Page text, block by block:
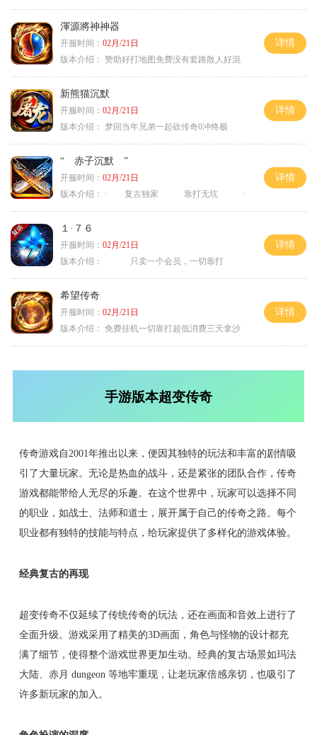
渾源將神神器
开服时间： 02月/21日
版本介绍： 赞助好打地图免费没有套路散人好混
详情
新熊猫沉默
开服时间： 02月/21日
版本介绍： 梦回当年兄弟一起砍传奇0冲终极
详情
“ 赤子沉默 ”
开服时间： 02月/21日
版本介绍：
· 复古独家 靠打无坑 ·
详情
１·７６
开服时间： 02月/21日
版本介绍：
只卖一个会员，一切靠打
详情
希望传奇
开服时间： 02月/21日
版本介绍： 免费挂机一切靠打超低消费三天拿沙
详情
手游版本超变传奇
传奇游戏自2001年推出以来，便因其独特的玩法和丰富的剧情吸
引了大量玩家。无论是热血的战斗，还是紧张的团队合作，传奇
游戏都能带给人无尽的乐趣。在这个世界中，玩家可以选择不同
的职业，如战士、法师和道士，展开属于自己的传奇之路。每个
职业都有独特的技能与特点，给玩家提供了多样化的游戏体验。
经典复古的再现
超变传奇不仅延续了传统传奇的玩法，还在画面和音效上进行了
全面升级。游戏采用了精美的3D画面，角色与怪物的设计都充
满了细节，使得整个游戏世界更加生动。经典的复古场景如玛法
大陆、赤月 dungeon 等地牢重现，让老玩家倍感亲切，也吸引了
许多新玩家的加入。